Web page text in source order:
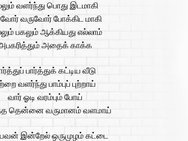
வளர்ந்து பொது இடமாகி
வருவோர் போக்கிட மாகி
பகலும் ஆக்கியது எல்லாம்
அதைக் காக்க
பார்த்துக் கட்டிய வீடு
வளர்ந்து பாம்புப் புற்றாய்
வார் ஓடி வரம்பும் போய்
தென்னை வருமானம் வளமாய்
இன்றேல் ஒருமுழம் கட்டை